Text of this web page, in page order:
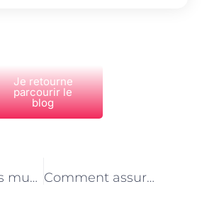
Je retourne
parcourir le
blog
Les activités musicales et artistiques stimulantes proposées par les intervenants à domicile à Paris Comment assurer la continuité éducative en tant qu’intervenant à domicile pour enfants à Paris